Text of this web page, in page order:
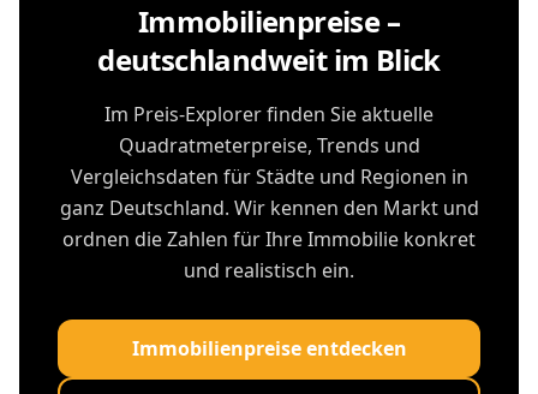
Immobilienpreise –
deutschlandweit im Blick
Im Preis-Explorer finden Sie aktuelle
Quadratmeterpreise, Trends und
Vergleichsdaten für Städte und Regionen in
ganz Deutschland. Wir kennen den Markt und
ordnen die Zahlen für Ihre Immobilie konkret
und realistisch ein.
Immobilienpreise entdecken